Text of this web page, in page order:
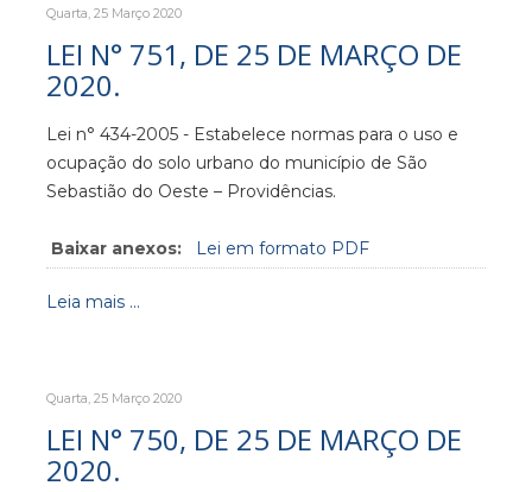
Quarta, 25 Março 2020
LEI N° 751, DE 25 DE MARÇO DE
2020.
Lei n° 434-2005 - Estabelece normas para o uso e
ocupação do solo urbano do município de São
Sebastião do Oeste – Providências.
Baixar anexos: Lei em formato PDF
Leia mais ...
Quarta, 25 Março 2020
LEI N° 750, DE 25 DE MARÇO DE
2020.